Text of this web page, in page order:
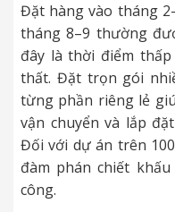
Đặt hàng vào tháng
tháng 8–9 thường
đây là thời điểm
thất. Đặt trọn gói
từng phần riêng lẻ
vận chuyển và lắp
Đối với dự án trên
đàm phán chiết
công.